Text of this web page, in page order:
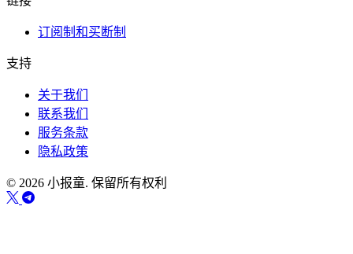
订阅制和买断制
支持
关于我们
联系我们
服务条款
隐私政策
© 2026 小报童. 保留所有权利